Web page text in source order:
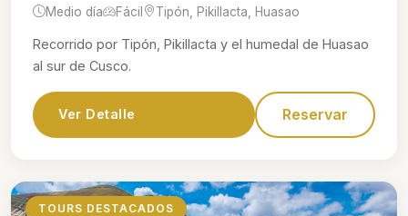
Medio día Fácil Tipón, Pikillacta, Huasao
Recorrido por Tipón, Pikillacta y el humedal de Huasao
al sur de Cusco.
Ver Detalle Reservar
TOURS DESTACADOS